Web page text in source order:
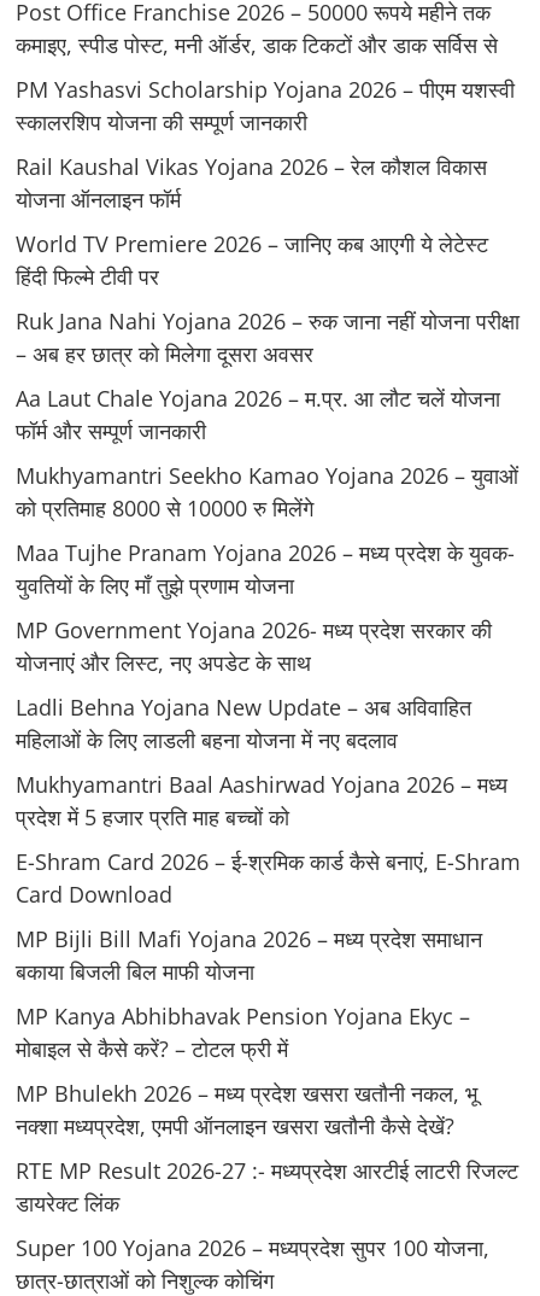
Post Office Franchise 2026 – 50000 रूपये महीने तक
कमाइए, स्पीड पोस्ट, मनी ऑर्डर, डाक टिकटों और डाक सर्विस से
PM Yashasvi Scholarship Yojana 2026 – पीएम यशस्वी
स्कालरशिप योजना की सम्पूर्ण जानकारी
Rail Kaushal Vikas Yojana 2026 – रेल कौशल विकास
योजना ऑनलाइन फॉर्म
World TV Premiere 2026 – जानिए कब आएगी ये लेटेस्ट
हिंदी फिल्मे टीवी पर
Ruk Jana Nahi Yojana 2026 – रुक जाना नहीं योजना परीक्षा
– अब हर छात्र को मिलेगा दूसरा अवसर
Aa Laut Chale Yojana 2026 – म.प्र. आ लौट चलें योजना
फॉर्म और सम्पूर्ण जानकारी
Mukhyamantri Seekho Kamao Yojana 2026 – युवाओं
को प्रतिमाह 8000 से 10000 रु मिलेंगे
Maa Tujhe Pranam Yojana 2026 – मध्य प्रदेश के युवक-
युवतियों के लिए मॉं तुझे प्रणाम योजना
MP Government Yojana 2026- मध्य प्रदेश सरकार की
योजनाएं और लिस्ट, नए अपडेट के साथ
Ladli Behna Yojana New Update – अब अविवाहित
महिलाओं के लिए लाडली बहना योजना में नए बदलाव
Mukhyamantri Baal Aashirwad Yojana 2026 – मध्य
प्रदेश में 5 हजार प्रति माह बच्चों को
E-Shram Card 2026 – ई-श्रमिक कार्ड कैसे बनाएं, E-Shram
Card Download
MP Bijli Bill Mafi Yojana 2026 – मध्य प्रदेश समाधान
बकाया बिजली बिल माफी योजना
MP Kanya Abhibhavak Pension Yojana Ekyc –
मोबाइल से कैसे करें? – टोटल फ्री में
MP Bhulekh 2026 – मध्य प्रदेश खसरा खतौनी नकल, भू
नक्शा मध्यप्रदेश, एमपी ऑनलाइन खसरा खतौनी कैसे देखें?
RTE MP Result 2026-27 :- मध्‍यप्रदेश आरटीई लाटरी रिजल्ट
डायरेक्ट लिंक
Super 100 Yojana 2026 – मध्यप्रदेश सुपर 100 योजना,
छात्र-छात्राओं को निशुल्क कोचिंग